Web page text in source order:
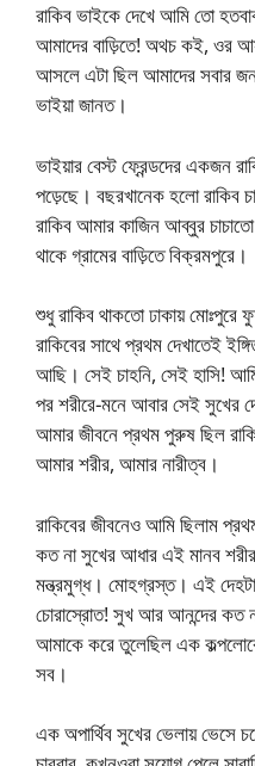
রাকিব ভাইকে দেখে আমি তো
আমাদের বাড়িতে! অথচ কই, ওর
আসলে এটা ছিল আমাদের সবার
ভাইয়া জানত।
ভাইয়ার বেস্ট ফ্রেন্ডদের একজন
পড়েছে। বছরখানেক হলো রাকিব
রাকিব আমার কাজিন আব্বুর
থাকে গ্রামের বাড়িতে বিক্রমপুরে।
শুধু রাকিব থাকতো ঢাকায় মোঃপুরে
রাকিবের সাথে প্রথম দেখাতেই
আছি। সেই চাহনি, সেই হাসি!
পর শরীরে-মনে আবার সেই সুখের
আমার জীবনে প্রথম পুরুষ ছিল
আমার শরীর, আমার নারীত্ব।
রাকিবের জীবনেও আমি ছিলাম
কত না সুখের আধার এই মানব
মন্ত্রমুগ্ধ। মোহগ্রস্ত। এই
চোরাস্রোত! সুখ আর আনন্দের কত
আমাকে করে তুলেছিল এক
সব।
এক অপার্থিব সুখের ভেলায় ভেসে